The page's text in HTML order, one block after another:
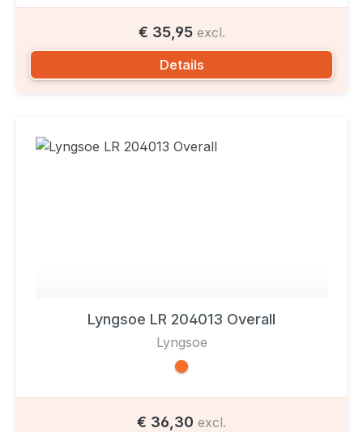
€ 35,95 excl.
Details
Lyngsoe LR 204013 Overall
Lyngsoe
€ 36,30 excl.